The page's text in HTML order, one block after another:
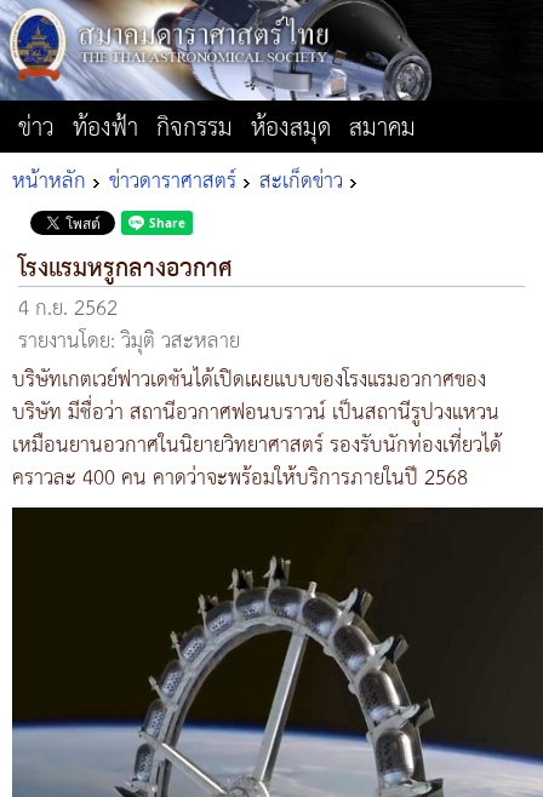
ข่าว ท้องฟ้า กิจกรรม ห้องสมุด สมาคม
หน้าหลัก ข่าวดาราศาสตร์ สะเก็ดข่าว
โรงแรมหรูกลางอวกาศ
4 ก.ย. 2562
รายงานโดย: วิมุติ วสะหลาย
บริษัทเกตเวย์ฟาวเดชันได้เปิดเผยแบบของโรงแรมอวกาศของ
บริษัท มีชื่อว่า สถานีอวกาศฟอนบราวน์ เป็นสถานีรูปวงแหวน
เหมือนยานอวกาศในนิยายวิทยาศาสตร์ รองรับนักท่องเที่ยวได้
คราวละ 400 คน คาดว่าจะพร้อมให้บริการภายในปี 2568